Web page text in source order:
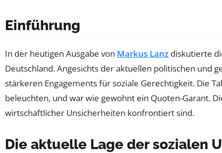
Einführung
In der heutigen Ausgabe von Markus Lanz diskutierte
Deutschland. Angesichts der aktuellen politischen und
stärkeren Engagements für soziale Gerechtigkeit. Die
beleuchten, und war wie gewohnt ein Quoten-Garant.
wirtschaftlicher Unsicherheiten konfrontiert sind.
Die aktuelle Lage der sozialen